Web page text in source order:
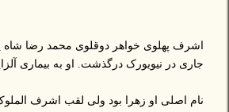
جاری در نیویورک درگذشت. او به بیماری
نام اصلی او زهرا بود ولی لقب اشرف